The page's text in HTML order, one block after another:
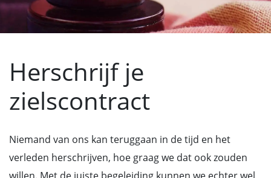
Herschrijf je
zielscontract
Niemand van ons kan teruggaan in de tijd en het
verleden herschrijven, hoe graag we dat ook zouden